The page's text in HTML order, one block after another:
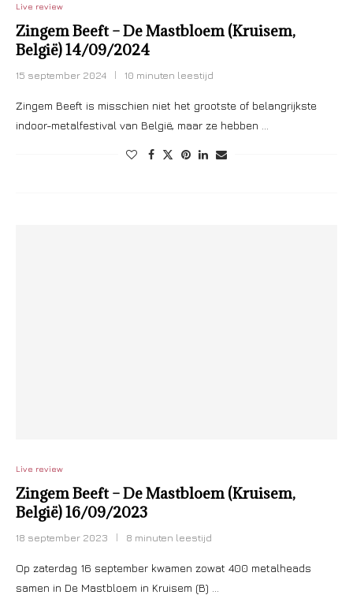
Live review
Zingem Beeft – De Mastbloem (Kruisem,
België) 14/09/2024
15 september 2024 10 minuten leestijd
Zingem Beeft is misschien niet het grootste of belangrijkste
indoor-metalfestival van België, maar ze hebben …
Live review
Zingem Beeft – De Mastbloem (Kruisem,
België) 16/09/2023
18 september 2023 8 minuten leestijd
Op zaterdag 16 september kwamen zowat 400 metalheads
samen in De Mastbloem in Kruisem (B) …